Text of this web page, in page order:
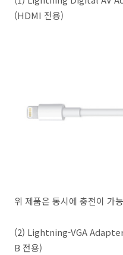
(HDMI 전용)
위 제품은 동시에 충전이 가
(2) Lightning-VGA Adapter
B 전용)